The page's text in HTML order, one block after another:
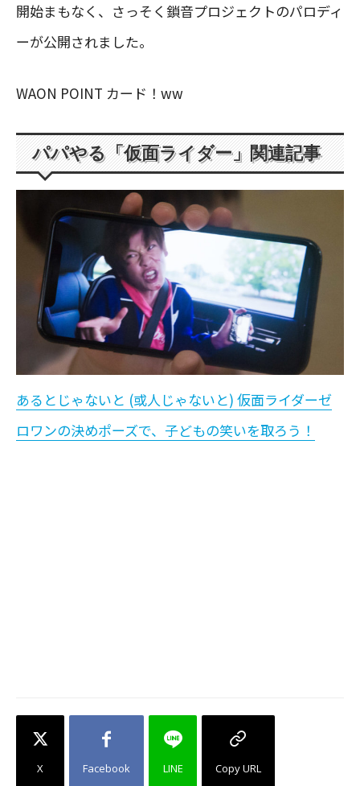
開始まもなく、さっそく鎖音プロジェクトのパロディ
ーが公開されました。
WAON POINT カード！ww
パパやる「仮面ライダー」関連記事
あるとじゃないと (或人じゃないと) 仮面ライダーゼ
ロワンの決めポーズで、子どもの笑いを取ろう！
X Facebook LINE Copy URL